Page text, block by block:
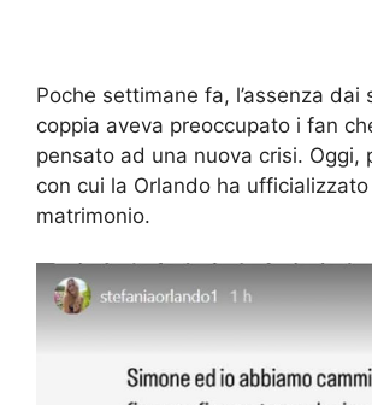
Poche settimane fa, l’assenza dai
coppia aveva preoccupato i fan
pensato ad una nuova crisi. Oggi,
con cui la Orlando ha
matrimonio.